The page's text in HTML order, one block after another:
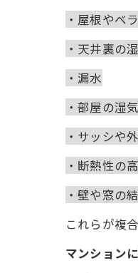
・屋根やベ
・天井裏の
・漏水
・部屋の湿
・サッシや
・断熱性の
・壁や窓の
これらが複
マンション